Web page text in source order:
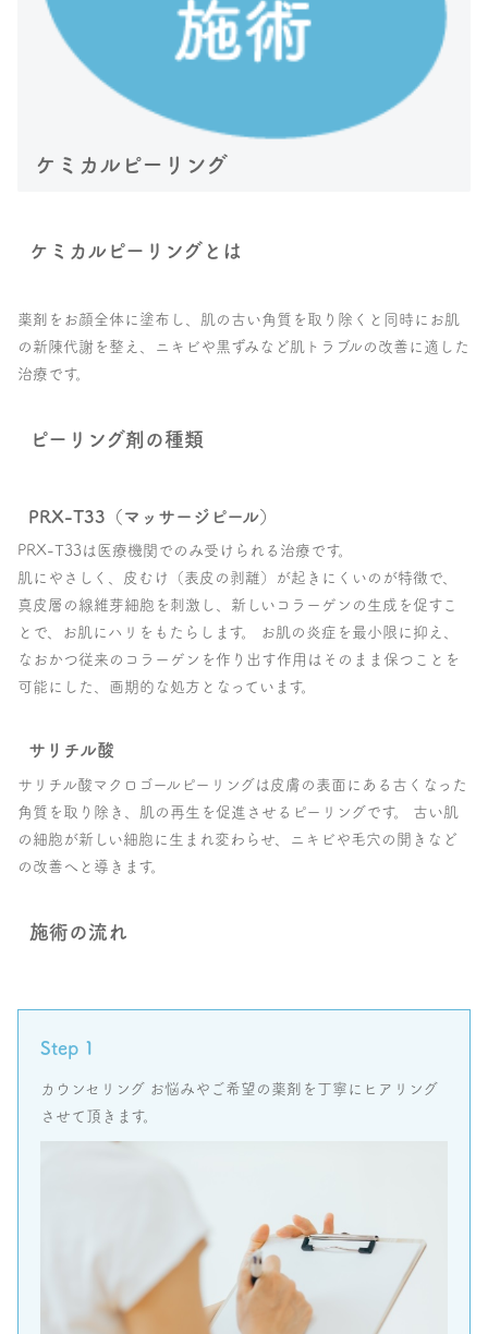
ケミカルピーリング
ケミカルピーリングとは
薬剤をお顔全体に塗布し、肌の古い角質を取り除くと同時にお肌
の新陳代謝を整え、ニキビや黒ずみなど肌トラブルの改善に適した
治療です。
ピーリング剤の種類
PRX-T33（マッサージピール）
PRX-T33は医療機関でのみ受けられる治療です。
肌にやさしく、皮むけ（表皮の剥離）が起きにくいのが特徴で、
真皮層の線維芽細胞を刺激し、新しいコラーゲンの生成を促すこ
とで、お肌にハリをもたらします。 お肌の炎症を最小限に抑え、
なおかつ従来のコラーゲンを作り出す作用はそのまま保つことを
可能にした、画期的な処方となっています。
サリチル酸
サリチル酸マクロゴールピーリングは皮膚の表面にある古くなった
角質を取り除き、肌の再生を促進させるピーリングです。 古い肌
の細胞が新しい細胞に生まれ変わらせ、ニキビや毛穴の開きなど
の改善へと導きます。
施術の流れ
Step 1
カウンセリング お悩みやご希望の薬剤を丁寧にヒアリング
させて頂きます。